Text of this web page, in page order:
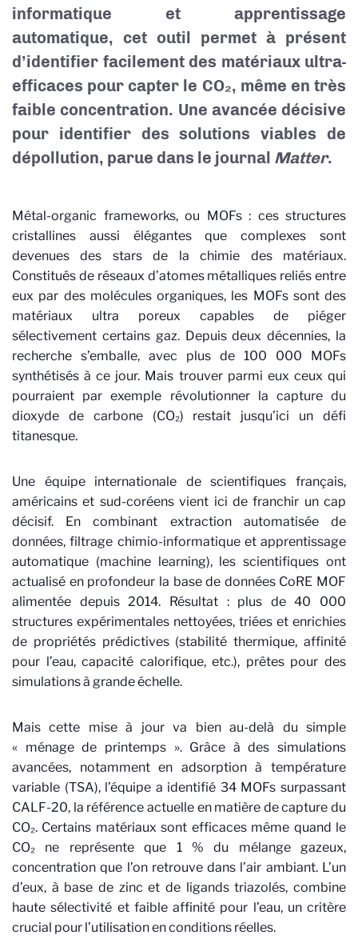
informatique et apprentissage
automatique, cet outil permet à présent
d’identifier facilement des matériaux ultra-
efficaces pour capter le CO₂, même en très
faible concentration. Une avancée décisive
pour identifier des solutions viables de
dépollution, parue dans le journal Matter.
Métal-organic frameworks, ou MOFs : ces structures
cristallines aussi élégantes que complexes sont
devenues des stars de la chimie des matériaux.
Constitués de réseaux d’atomes métalliques reliés entre
eux par des molécules organiques, les MOFs sont des
matériaux ultra poreux capables de piéger
sélectivement certains gaz. Depuis deux décennies, la
recherche s’emballe, avec plus de 100 000 MOFs
synthétisés à ce jour. Mais trouver parmi eux ceux qui
pourraient par exemple révolutionner la capture du
dioxyde de carbone (CO₂) restait jusqu’ici un défi
titanesque.
Une équipe internationale de scientifiques français,
américains et sud-coréens vient ici de franchir un cap
décisif. En combinant extraction automatisée de
données, filtrage chimio-informatique et apprentissage
automatique (machine learning), les scientifiques ont
actualisé en profondeur la base de données CoRE MOF
alimentée depuis 2014. Résultat : plus de 40 000
structures expérimentales nettoyées, triées et enrichies
de propriétés prédictives (stabilité thermique, affinité
pour l’eau, capacité calorifique, etc.), prêtes pour des
simulations à grande échelle.
Mais cette mise à jour va bien au-delà du simple
« ménage de printemps ». Grâce à des simulations
avancées, notamment en adsorption à température
variable (TSA), l’équipe a identifié 34 MOFs surpassant
CALF-20, la référence actuelle en matière de capture du
CO₂. Certains matériaux sont efficaces même quand le
CO₂ ne représente que 1 % du mélange gazeux,
concentration que l’on retrouve dans l’air ambiant. L’un
d’eux, à base de zinc et de ligands triazolés, combine
haute sélectivité et faible affinité pour l’eau, un critère
crucial pour l’utilisation en conditions réelles.